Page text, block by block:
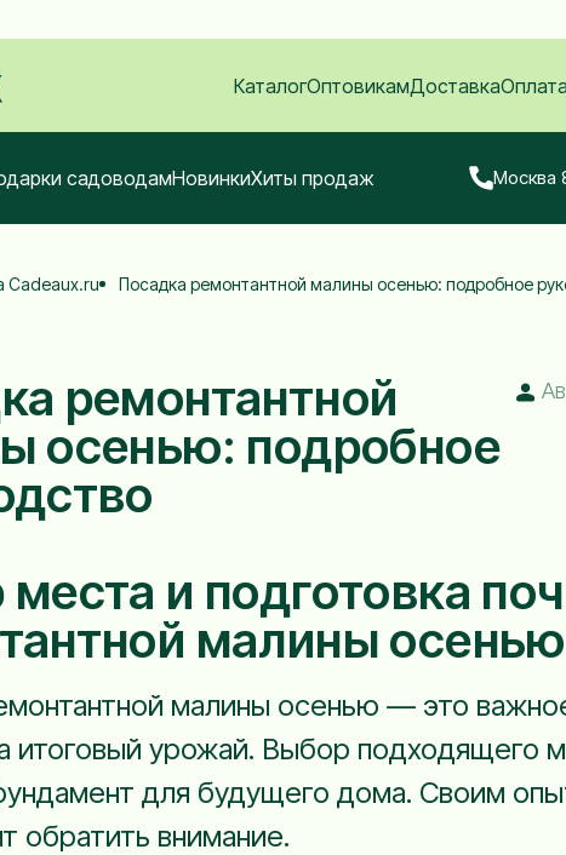
КаталогОптовикамДоставкаОплата
садоводамНовинкиХиты продаж Москва
Cadeaux.ru Посадка ремонтантной малины осенью: подробное
ремонтантной
осенью: подробное
и подготовка
малины осенью
малины осенью — это
итоговый урожай. Выбор подходящего
для будущего дома. Своим
обратить внимание.